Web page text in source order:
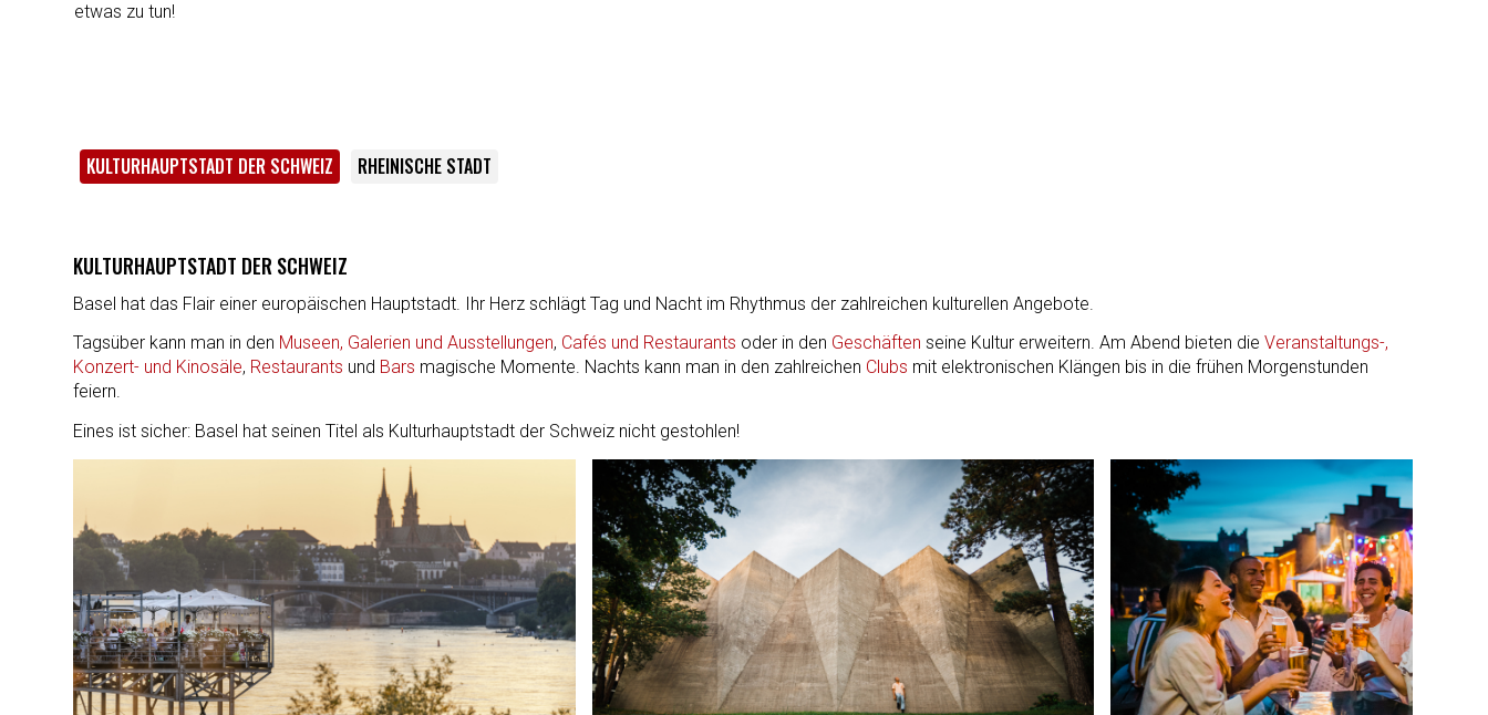
etwas zu tun!
KULTURHAUPTSTADT DER SCHWEIZ RHEINISCHE STADT
KULTURHAUPTSTADT DER SCHWEIZ
Basel hat das Flair einer europäischen Hauptstadt. Ihr Herz schlägt Tag und Nacht im Rhythmus der zahlreichen kulturellen Angebote.
Tagsüber kann man in den Museen, Galerien und Ausstellungen, Cafés und Restaurants oder in den Geschäften seine Kultur erweitern. Am Abend bieten die Veranstaltungs-,
Konzert- und Kinosäle, Restaurants und Bars magische Momente. Nachts kann man in den zahlreichen Clubs mit elektronischen Klängen bis in die frühen Morgenstunden
feiern.
Eines ist sicher: Basel hat seinen Titel als Kulturhauptstadt der Schweiz nicht gestohlen!